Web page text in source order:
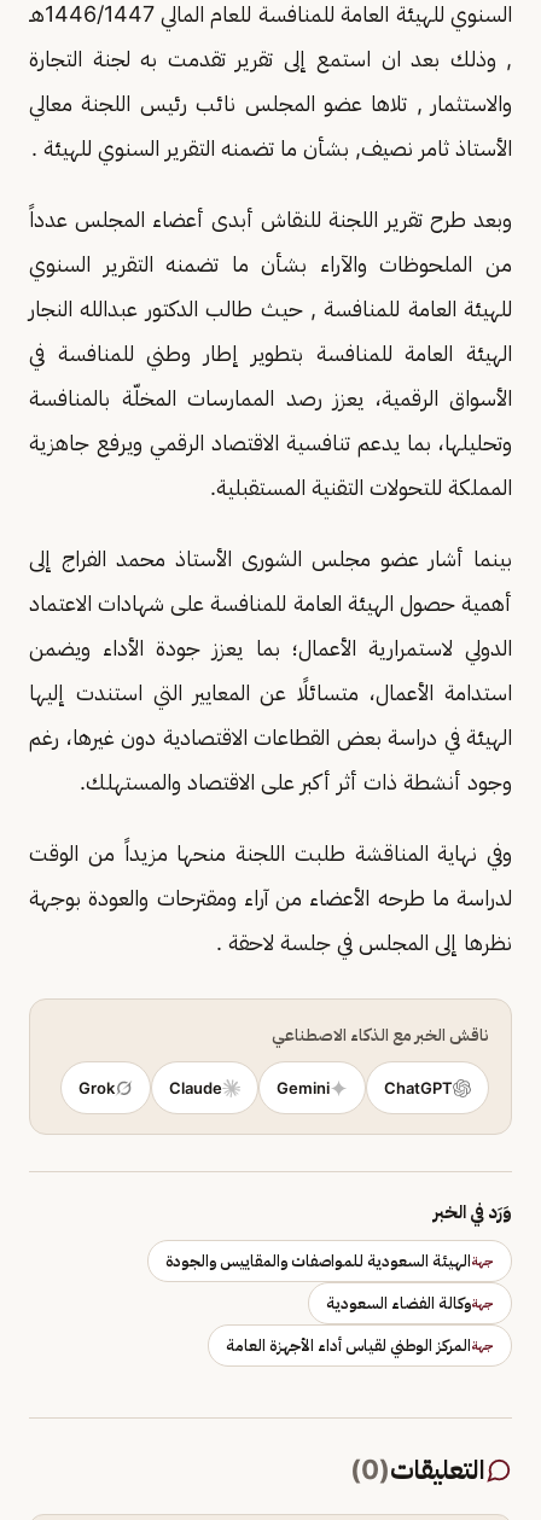
السنوي للهيئة العامة للمنافسة للعام المالي 1446/1447هـ
, وذلك بعد ان استمع إلى تقرير تقدمت به لجنة التجارة
والاستثمار , تلاها عضو المجلس نائب رئيس اللجنة معالي
الأستاذ ثامر نصيف, بشأن ما تضمنه التقرير السنوي للهيئة .
وبعد طرح تقرير اللجنة للنقاش أبدى أعضاء المجلس عدداً
من الملحوظات والآراء بشأن ما تضمنه التقرير السنوي
للهيئة العامة للمنافسة , حيث طالب الدكتور عبدالله النجار
الهيئة العامة للمنافسة بتطوير إطار وطني للمنافسة في
الأسواق الرقمية، يعزز رصد الممارسات المخلّة بالمنافسة
وتحليلها، بما يدعم تنافسية الاقتصاد الرقمي ويرفع جاهزية
المملكة للتحولات التقنية المستقبلية.
بينما أشار عضو مجلس الشورى الأستاذ محمد الفراج إلى
أهمية حصول الهيئة العامة للمنافسة على شهادات الاعتماد
الدولي لاستمرارية الأعمال؛ بما يعزز جودة الأداء ويضمن
استدامة الأعمال، متسائلًا عن المعايير التي استندت إليها
الهيئة في دراسة بعض القطاعات الاقتصادية دون غيرها، رغم
وجود أنشطة ذات أثر أكبر على الاقتصاد والمستهلك.
وفي نهاية المناقشة طلبت اللجنة منحها مزيداً من الوقت
لدراسة ما طرحه الأعضاء من آراء ومقترحات والعودة بوجهة
نظرها إلى المجلس في جلسة لاحقة .
ناقش الخبر مع الذكاء الاصطناعي
ChatGPT
Gemini
Claude
Grok
وَرَد في الخبر
جهةالهيئة السعودية للمواصفات والمقاييس والجودة
جهةوكالة الفضاء السعودية
جهةالمركز الوطني لقياس أداء الأجهزة العامة
التعليقات(
0
)